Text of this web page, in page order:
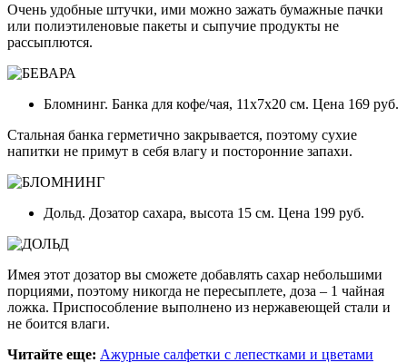
Очень удобные штучки, ими можно зажать бумажные пачки
или полиэтиленовые пакеты и сыпучие продукты не
рассыплются.
Бломнинг. Банка для кофе/чая, 11x7x20 см. Цена 169 руб.
Стальная банка герметично закрывается, поэтому сухие
напитки не примут в себя влагу и посторонние запахи.
Дольд. Дозатор сахара, высота 15 см. Цена 199 руб.
Имея этот дозатор вы сможете добавлять сахар небольшими
порциями, поэтому никогда не пересыплете, доза – 1 чайная
ложка. Приспособление выполнено из нержавеющей стали и
не боится влаги.
Читайте еще: Ажурные салфетки с лепестками и цветами